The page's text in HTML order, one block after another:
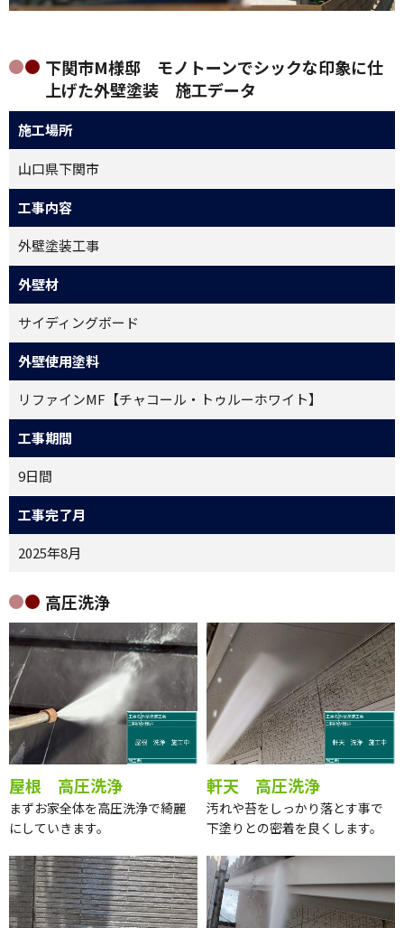
下関市M様邸 モノトーンでシックな印象に仕
上げた外壁塗装 施工データ
施工場所
山口県下関市
工事内容
外壁塗装工事
外壁材
サイディングボード
外壁使用塗料
リファインMF【チャコール・トゥルーホワイト】
工事期間
9日間
工事完了月
2025年8月
高圧洗浄
屋根 高圧洗浄
まずお家全体を高圧洗浄で綺麗
にしていきます。
軒天 高圧洗浄
汚れや苔をしっかり落とす事で
下塗りとの密着を良くします。